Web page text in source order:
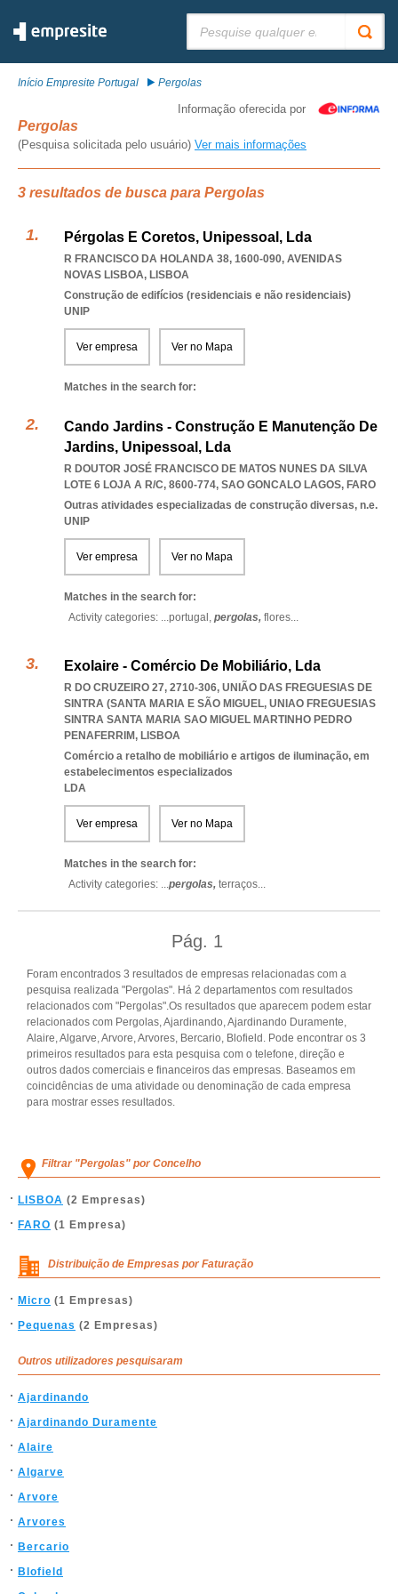
Início Empresite Portugal Pergolas
Informação oferecida por
Pergolas
(Pesquisa solicitada pelo usuário) Ver mais informações
3 resultados de busca para Pergolas
Pérgolas E Coretos, Unipessoal, Lda
R FRANCISCO DA HOLANDA 38, 1600-090, AVENIDAS
NOVAS LISBOA, LISBOA
Construção de edifícios (residenciais e não residenciais)
UNIP
Ver empresa Ver no Mapa
Matches in the search for:
Cando Jardins - Construção E Manutenção De
Jardins, Unipessoal, Lda
R DOUTOR JOSÉ FRANCISCO DE MATOS NUNES DA SILVA
LOTE 6 LOJA A R/C, 8600-774, SAO GONCALO LAGOS, FARO
Outras atividades especializadas de construção diversas, n.e.
UNIP
Ver empresa Ver no Mapa
Matches in the search for:
Activity categories: ...portugal, pergolas, flores...
Exolaire - Comércio De Mobiliário, Lda
R DO CRUZEIRO 27, 2710-306, UNIÃO DAS FREGUESIAS DE
SINTRA (SANTA MARIA E SÃO MIGUEL, UNIAO FREGUESIAS
SINTRA SANTA MARIA SAO MIGUEL MARTINHO PEDRO
PENAFERRIM, LISBOA
Comércio a retalho de mobiliário e artigos de iluminação, em
estabelecimentos especializados
LDA
Ver empresa Ver no Mapa
Matches in the search for:
Activity categories: ...pergolas, terraços...
Pág. 1
Foram encontrados 3 resultados de empresas relacionadas com a
pesquisa realizada "Pergolas". Há 2 departamentos com resultados
relacionados com "Pergolas".Os resultados que aparecem podem estar
relacionados com Pergolas, Ajardinando, Ajardinando Duramente,
Alaire, Algarve, Arvore, Arvores, Bercario, Blofield. Pode encontrar os 3
primeiros resultados para esta pesquisa com o telefone, direção e
outros dados comerciais e financeiros das empresas. Baseamos em
coincidências de uma atividade ou denominação de cada empresa
para mostrar esses resultados.
Filtrar "Pergolas" por Concelho
LISBOA (2 Empresas)
FARO (1 Empresa)
Distribuição de Empresas por Faturação
Micro (1 Empresas)
Pequenas (2 Empresas)
Outros utilizadores pesquisaram
Ajardinando
Ajardinando Duramente
Alaire
Algarve
Arvore
Arvores
Bercario
Blofield